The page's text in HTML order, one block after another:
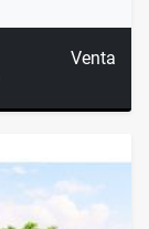
Venta